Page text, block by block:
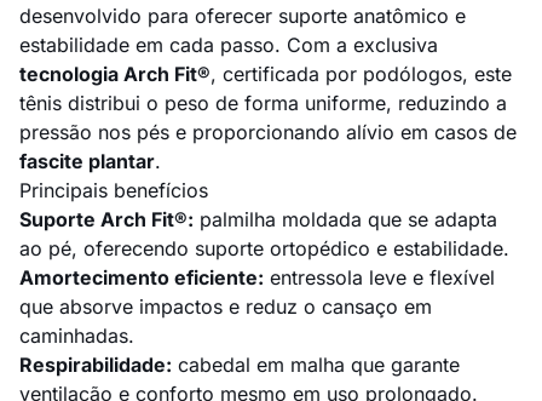
desenvolvido para oferecer suporte anatômico e
estabilidade em cada passo. Com a exclusiva
tecnologia Arch Fit®, certificada por podólogos, este
tênis distribui o peso de forma uniforme, reduzindo a
pressão nos pés e proporcionando alívio em casos de
fascite plantar.
Principais benefícios
Suporte Arch Fit®: palmilha moldada que se adapta
ao pé, oferecendo suporte ortopédico e estabilidade.
Amortecimento eficiente: entressola leve e flexível
que absorve impactos e reduz o cansaço em
caminhadas.
Respirabilidade: cabedal em malha que garante
ventilação e conforto mesmo em uso prolongado.